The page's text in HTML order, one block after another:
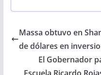
e
b
t
Massa obtuvo en
de dólares en
El Gobernador
Escuela Ricardo